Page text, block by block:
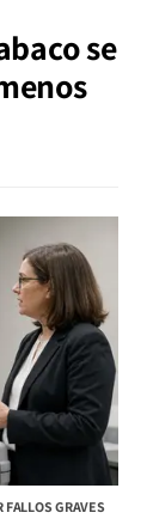
se
FALLOS GRAVES